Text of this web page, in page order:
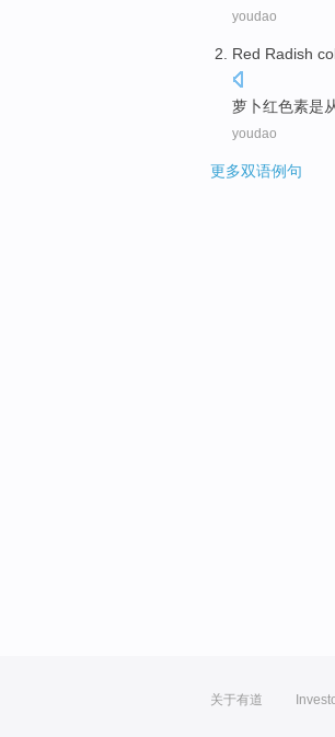
youdao
Red Radish
萝卜红色素是
youdao
更多双语例句
关于有道